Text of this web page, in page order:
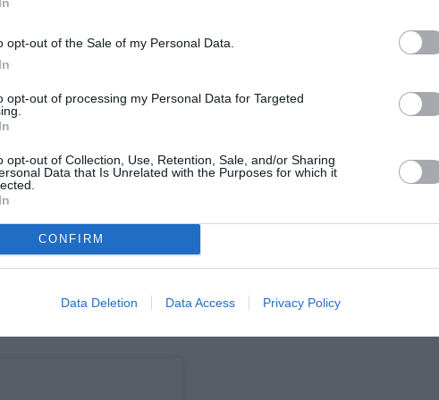
opt-out of the Sale of my Personal Data.
opt-out of processing my Personal Data for Targeted
opt-out of Collection, Use, Retention, Sale, and/or Sharing
Data that Is Unrelated with the Purposes for which it
CONFIRM
Data Deletion Data Access Privacy Policy
να έχει προτεραιότητα.»
ότιδανείζεταισυχνάρούχα
να ξεχωρίσει ένα από τα αγαπημένα της,
Παίρνω τα πάντα από την
μαζί της ότι είναι το
τότε της επιτρέπουμε να συμμετέχει σε
καιρό. Δεν θέλω να την κρατάω πίσω και να
Kidman: